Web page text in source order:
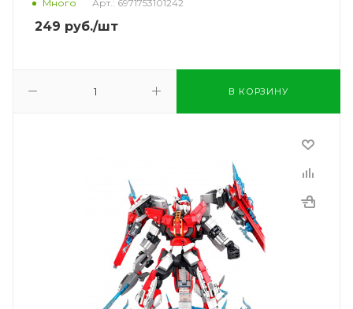
Много Арт.: 6971753101242
249 руб./шт
В КОРЗИНУ